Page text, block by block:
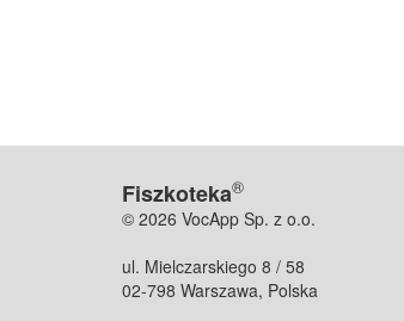
Fiszkoteka®
© 2026 VocApp Sp. z o.o.
ul. Mielczarskiego 8 / 58
02-798 Warszawa, Polska